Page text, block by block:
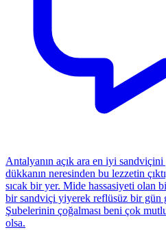
Antalyanın açık ara en iyi
dükkanın neresinden bu lezzetin
sıcak bir yer. Mide hassasiyeti olan
bir sandviçi yiyerek reflüsüz bir gün
Şubelerinin çoğalması beni çok
olsa.